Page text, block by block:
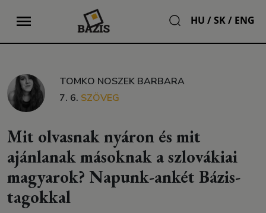
HU /SK/ ENG
TOMKO NOSZEK BARBARA
7. 6. SZÖVEG
Mit olvasnak nyáron és mit
ajánlanak másoknak a szlovákiai
magyarok? Napunk-ankét Bázis-
tagokkal